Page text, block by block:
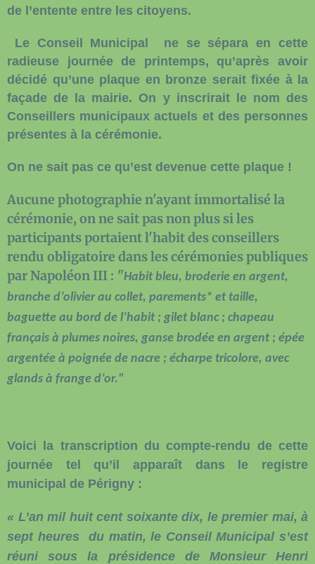
de l’entente entre les citoyens.
Le Conseil Municipal
ne se sépara en cette
radieuse journée de printemps, qu’après avoir
décidé qu’une plaque en bronze serait fixée à la
façade de la mairie. On y inscrirait le nom des
Conseillers municipaux actuels et des personnes
présentes à la cérémonie.
On ne sait pas ce qu’est devenue cette plaque !
Aucune photographie n'ayant immortalisé la
cérémonie, on ne sait pas non plus si les
participants portaient l'habit des conseillers
rendu obligatoire dans les cérémonies publiques
par Napoléon III : "Habit bleu, broderie en argent,
branche d’olivier au collet, parements* et taille,
baguette au bord de l’habit ; gilet blanc ; chapeau
français à plumes noires, ganse brodée en argent ; épée
argentée à poignée de nacre ; écharpe tricolore, avec
glands à frange d’or."
Voici la transcription du compte-rendu de cette
journée tel qu’il apparaît dans le registre
municipal de Périgny :
« L’an mil huit cent soixante dix, le premier mai, à
sept heures
du matin, le Conseil Municipal s’est
réuni sous la présidence de Monsieur Henri